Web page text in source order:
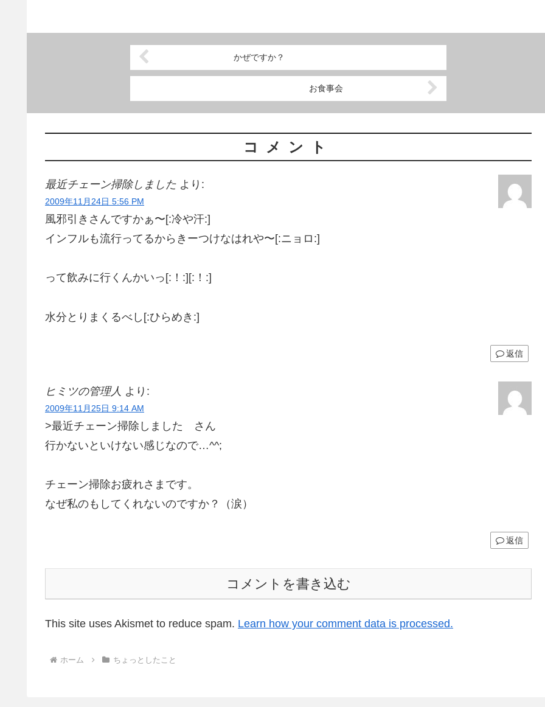
かぜですか？
お食事会
コメント
最近チェーン掃除しました より:
2009年11月24日 5:56 PM
風邪引きさんですかぁ〜[:冷や汗:]
インフルも流行ってるからきーつけなはれや〜[:ニョロ:]
って飲みに行くんかいっ[:！:][:！:]
水分とりまくるべし[:ひらめき:]
返信
ヒミツの管理人 より:
2009年11月25日 9:14 AM
>最近チェーン掃除しました さん
行かないといけない感じなので…^^;
チェーン掃除お疲れさまです。
なぜ私のもしてくれないのですか？（涙）
返信
コメントを書き込む
This site uses Akismet to reduce spam. Learn how your comment data is processed.
ホーム ちょっとしたこと